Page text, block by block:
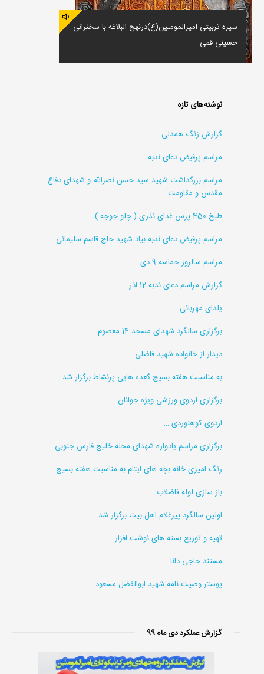
سیره تربیتی امیرالمومنین(ع)درنهج البلاغه با سخنرانی
حسینی قمی
نوشته‌های تازه
گزارش زنگ همدلی
مراسم پرفیض دعای ندبه
مراسم بزرگداشت شهید سید حسن نصرالله و شهدای دفاع
مقدس و مقاومت
طبخ 450 پرس غذای نذری ( چلو جوجه )
مراسم پرفیض دعای ندبه بیاد شهید حاج قاسم سلیمانی
مراسم سالروز حماسه 9 دی
گزارش مراسم دعای ندبه 12 اذر
یلدای مهربانی
برگزاری سالگرد شهدای مسجد 14 معصوم
دیدار از خانواده شهید فاضلی
به مناسبت هفته بسیج گعده هایی پرنشاط برگزار شد
برگزاری اردوی ورزشی ویژه جوانان
اردوی کوهنوردی …
برگزاری مراسم یادواره شهدای محله خلیج فارس جنوبی
رنگ امیزی خانه بچه های ایتام به مناسبت هفته بسیج
باز سازی لوله فاضلاب
اولین سالگرد پیرغلام اهل بیت برگزار شد
تهیه و توزیع بسته های نوشت افزار
مستند حاجی دانا
پوستر وصیت نامه شهید ابوالفضل مسعود
گزارش عملکرد دی ماه 99